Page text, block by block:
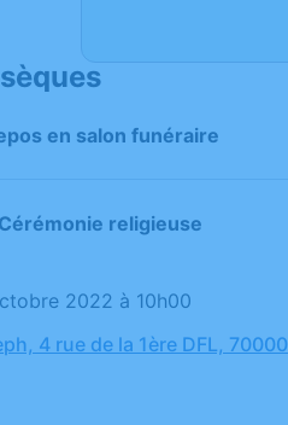
en salon funéraire
Cérémonie religieuse
2022 à 10h00
4 rue de la 1ère DFL, 70000